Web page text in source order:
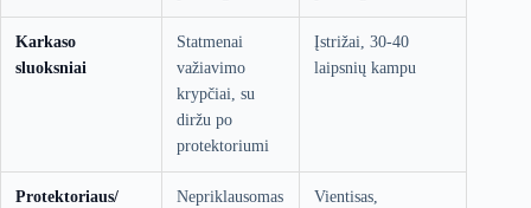
Karkaso
sluoksniai
Statmenai
važiavimo
krypčiai, su
diržu po
protektoriumi
Įstrižai, 30-40
laipsnių kampu
Protektoriaus/
Nepriklausomas
Vientisas,